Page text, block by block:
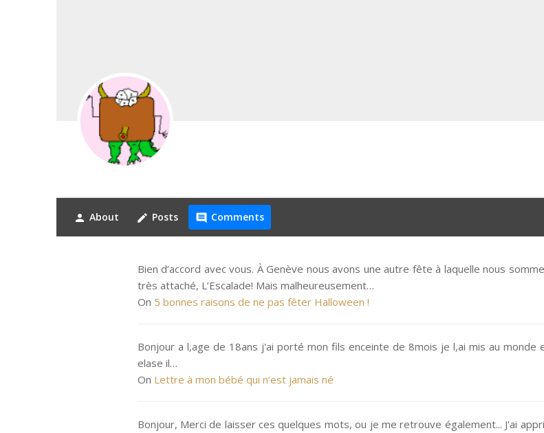
person About create Posts comment Comments
Bien d’accord avec vous. À Genève nous avons une autre fête à laquelle nous
très attaché, L’Escalade! Mais malheureusement…
On 5 bonnes raisons de ne pas fêter Halloween !
Bonjour a l,age de 18ans j'ai porté mon fils enceinte de 8mois je l,ai mis au monde
elase il…
On Lettre à mon bébé qui n’est jamais né
Bonjour, Merci de laisser ces quelques mots, ou je me retrouve également... J'ai